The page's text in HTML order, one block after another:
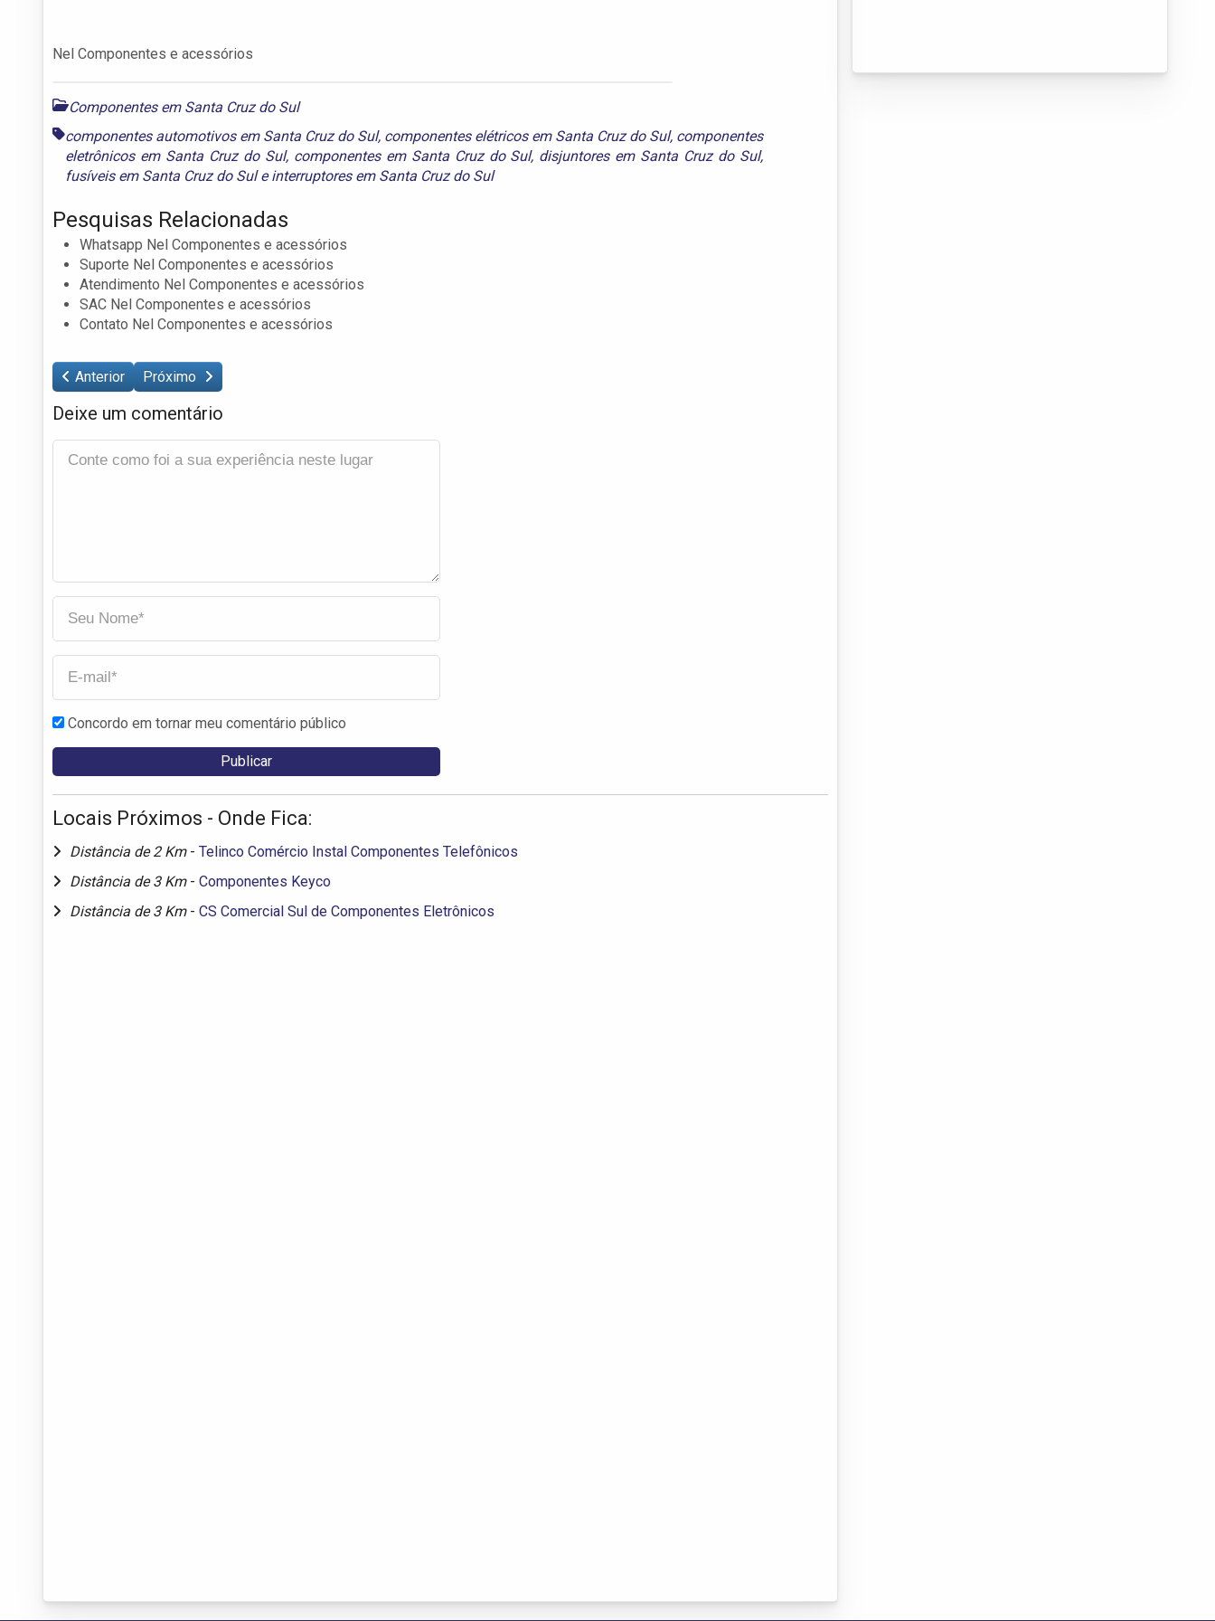
Nel Componentes e acessórios
Componentes em Santa Cruz do Sul
componentes automotivos em Santa Cruz do Sul, componentes elétricos em Santa Cruz do Sul, componentes
eletrônicos em Santa Cruz do Sul, componentes em Santa Cruz do Sul, disjuntores em Santa Cruz do Sul,
fusíveis em Santa Cruz do Suleinterruptores em Santa Cruz do Sul
Pesquisas Relacionadas
Whatsapp Nel Componentes e acessórios
Suporte Nel Componentes e acessórios
Atendimento Nel Componentes e acessórios
SAC Nel Componentes e acessórios
Contato Nel Componentes e acessórios
Anterior Próximo
Deixe um comentário
Concordo em tornar meu comentário público
Locais Próximos - Onde Fica:
Distância de 2 Km - Telinco Comércio Instal Componentes Telefônicos
Distância de 3 Km - Componentes Keyco
Distância de 3 Km - CS Comercial Sul de Componentes Eletrônicos